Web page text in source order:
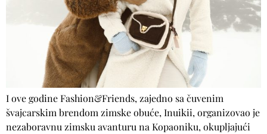
I ove godine Fashion&Friends, zajedno sa čuvenim
švajcarskim brendom zimske obuće, Inuikii, organizovao je
nezaboravnu zimsku avanturu na Kopaoniku, okupljajući